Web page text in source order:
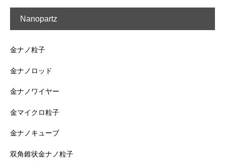
Nanopartz
金ナノ粒子
金ナノロッド
金ナノワイヤー
金マイクロ粒子
金ナノキューブ
双角錐状金ナノ粒子